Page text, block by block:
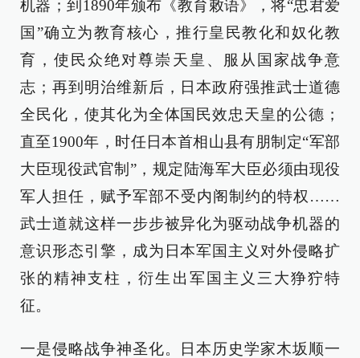
机器；到1890年颁布《教育敕语》，将“忠君爱
国”确立为教育核心，推行皇民教化和奴化教
育，使民众绝对尊崇天皇、服从国家战争意
志；再到明治维新后，日本政府强推武士道德
全民化，使其化为全体国民效忠天皇的公德；
直至1900年，时任日本首相山县有朋制定“军部
大臣现役武官制”，规定陆海军大臣必须由现役
军人担任，赋予军部不受内阁制约的特权……
武士道就这样一步步被异化为驱动战争机器的
意识形态引擎，成为日本军国主义对外侵略扩
张的精神支柱，衍生出军国主义三大狰狞特
征。
一是侵略战争神圣化。日本历史学家木坂顺一